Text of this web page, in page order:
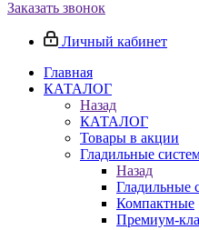
Заказать звонок
Личный кабинет
Главная
КАТАЛОГ
Назад
КАТАЛОГ
Товары в акции
Гладильные
Назад
Гладильные
Компактные
Премиум-